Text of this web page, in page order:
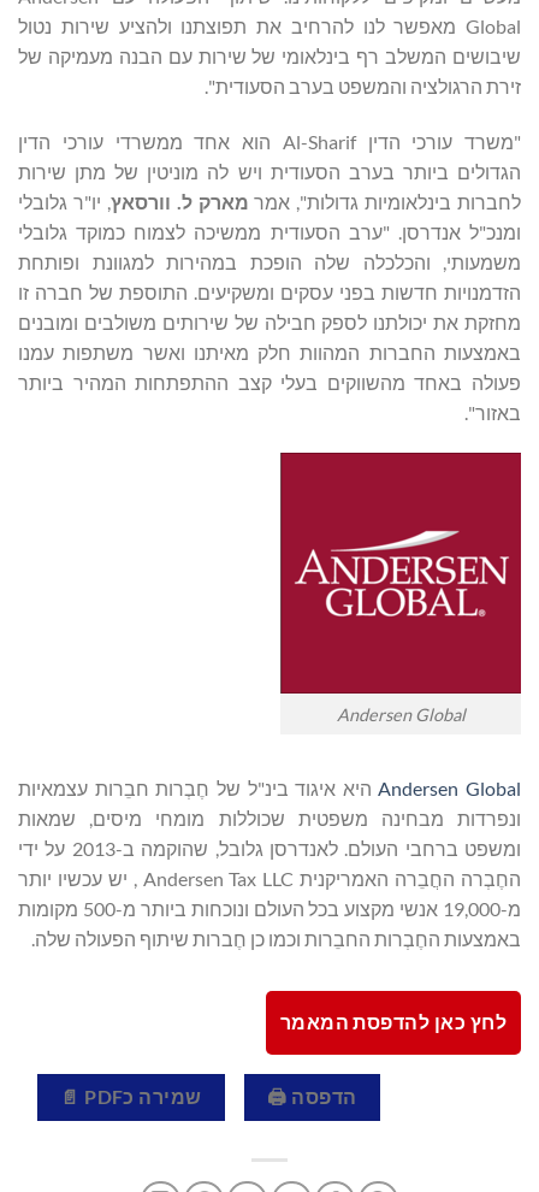
Global מאפשר לנו להרחיב את תפוצתנו ולהציע שירות נטול
שיבושים המשלב רף בינלאומי של שירות עם הבנה מעמיקה של
זירת הרגולציה והמשפט בערב הסעודית".
"משרד עורכי הדין Al-Sharif הוא אחד ממשרדי עורכי הדין
הגדולים ביותר בערב הסעודית ויש לה מוניטין של מתן שירות
לחברות בינלאומיות גדולות", אמר מארק ל. וורסאץ, יו"ר גלובלי
ומנכ"ל אנדרסן. "ערב הסעודית ממשיכה לצמוח כמוקד גלובלי
משמעותי, והכלכלה שלה הופכת במהירות למגוונת ופותחת
הזדמנויות חדשות בפני עסקים ומשקיעים. התוספת של חברה זו
מחזקת את יכולתנו לספק חבילה של שירותים משולבים ומובנים
באמצעות החברות המהוות חלק מאיתנו ואשר משתפות עמנו
פעולה באחד מהשווקים בעלי קצב ההתפתחות המהיר ביותר
באזור".
Andersen Global
Andersen Globalהיא איגוד בינ"ל של חֶבְרות חבֵרות עצמאיות
ונפרדות מבחינה משפטית שכוללות מומחי מיסים, שמאות
ומשפט ברחבי העולם. לאנדרסן גלובל, שהוקמה ב-2013 על ידי
החֶבְרה החֲבֵרה האמריקנית Andersen Tax LLC , יש עכשיו יותר
מ-19,000 אנשי מקצוע בכל העולם ונוכחות ביותר מ-500 מקומות
באמצעות החֶבְרות החבֵרות וכמו כן חֶברות שיתוף הפעולה שלה.
לחץ כאן להדפסת המאמר
הדפסה 🖨 שמירה כPDF 📄